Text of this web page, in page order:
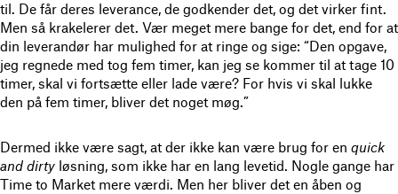
til. De får deres leverance, de godkender det, og det virker fint.
Men så krakelerer det. Vær meget mere bange for det, end for at
din leverandør har mulighed for at ringe og sige: “Den opgave,
jeg regnede med tog fem timer, kan jeg se kommer til at tage 10
timer, skal vi fortsætte eller lade være? For hvis vi skal lukke
den på fem timer, bliver det noget møg.”
Dermed ikke være sagt, at der ikke kan være brug for en quick
and dirty løsning, som ikke har en lang levetid. Nogle gange har
Time to Market mere værdi. Men her bliver det en åben og